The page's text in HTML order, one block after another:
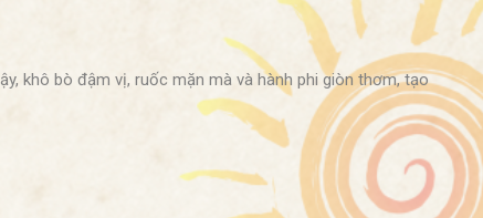
khô bò đậm vị, ruốc mặn mà và hành phi giòn thơm, tạo